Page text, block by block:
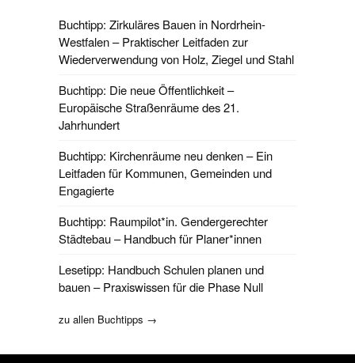
Buchtipp: Zirkuläres Bauen in Nordrhein-
Westfalen – Praktischer Leitfaden zur
Wiederverwendung von Holz, Ziegel und Stahl
Buchtipp: Die neue Öffentlichkeit –
Europäische Straßenräume des 21.
Jahrhundert
Buchtipp: Kirchenräume neu denken – Ein
Leitfaden für Kommunen, Gemeinden und
Engagierte
Buchtipp: Raumpilot*in. Gendergerechter
Städtebau – Handbuch für Planer*innen
Lesetipp: Handbuch Schulen planen und
bauen – Praxiswissen für die Phase Null
zu allen Buchtipps →